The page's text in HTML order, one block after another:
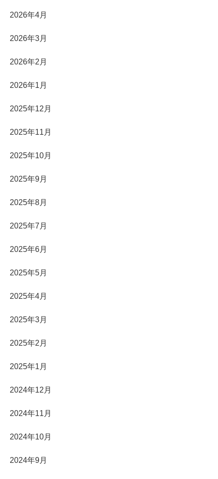
2026年4月
2026年3月
2026年2月
2026年1月
2025年12月
2025年11月
2025年10月
2025年9月
2025年8月
2025年7月
2025年6月
2025年5月
2025年4月
2025年3月
2025年2月
2025年1月
2024年12月
2024年11月
2024年10月
2024年9月